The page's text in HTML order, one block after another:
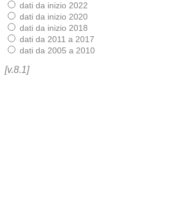
dati da inizio 2022
dati da inizio 2020
dati da inizio 2018
dati da 2011 a 2017
dati da 2005 a 2010
[v.8.1]